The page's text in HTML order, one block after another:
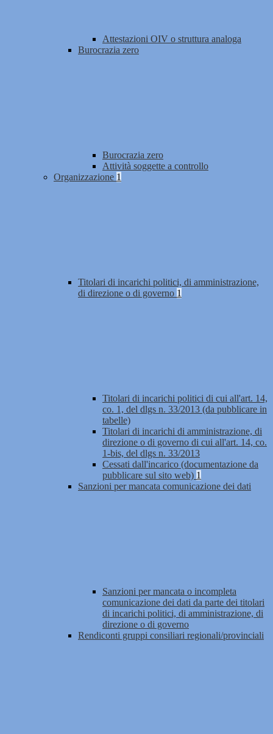
Attestazioni OIV o struttura analoga
Burocrazia zero
Burocrazia zero
Attività soggette a controllo
Organizzazione 1
Titolari di incarichi politici, di amministrazione,
di direzione o di governo 1
Titolari di incarichi politici di cui all'art. 14,
co. 1, del dlgs n. 33/2013 (da pubblicare in
tabelle)
Titolari di incarichi di amministrazione, di
direzione o di governo di cui all'art. 14, co.
1-bis, del dlgs n. 33/2013
Cessati dall'incarico (documentazione da
pubblicare sul sito web) 1
Sanzioni per mancata comunicazione dei dati
Sanzioni per mancata o incompleta
comunicazione dei dati da parte dei titolari
di incarichi politici, di amministrazione, di
direzione o di governo
Rendiconti gruppi consiliari regionali/provinciali